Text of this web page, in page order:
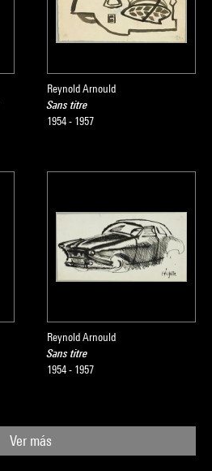
Reynold Arnould
Sans titre
1954 - 1957
Reynold Arnould
Sans titre
1954 - 1957
Ver más